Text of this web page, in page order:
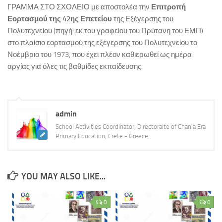
ΚΕ.ΣΥ.Π. Χανίων
ΓΡΑ.Σ.Ε.Π. Κολυμβαρίου
Εθνικό Δίκτυο Αγωγής Υγείας ΜΑΘΑΙΝΩ ΓΙΑ ΤΗ ΖΩΗ
Επιληψία/ Πρώτες Βοήθειες στο Σχολείο
ΚΠΕ Βάμου
ΚΠΕ Ανωγείων
ΚΠΕ Ιεράπετρας
Μεσογειακό Αγρονομικό Ινστιτούτο Χανίων
Μουσείο Φυσικής Ιστορίας Κρήτης
ΓΡΑΜΜΑ ΣΤΟ ΣΧΟΛΕΙΟ με αποστολέα την Επιτροπή
Εορτασμού της 42ης Επετείου της Εξέγερσης του
Πολυτεχνείου (πηγή: εκ του γραφείου του Πρύτανη του ΕΜΠ)
στο πλαίσιο εορτασμού της εξέγερσης του Πολυτεχνείου το
Νοέμβριο του 1973, που έχει πλέον καθιερωθεί ως ημέρα
αργίας για όλες τις βαθμίδες εκπαίδευσης.
admin
School Activities Coordinator, Directoraite of Chania Era
Primary Education, Crete - Greece
YOU MAY ALSO LIKE...
0 0